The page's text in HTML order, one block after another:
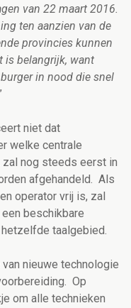
van 22 maart 2016.
ten aanzien van de
provincies kunnen
is belangrijk, want
in nood die snel
niet dat
welke centrale
zal nog steeds eerst in
afgehandeld. Als
operator vrij is, zal
beschikbare
taalgebied.
nieuwe technologie
Op
om alle technieken